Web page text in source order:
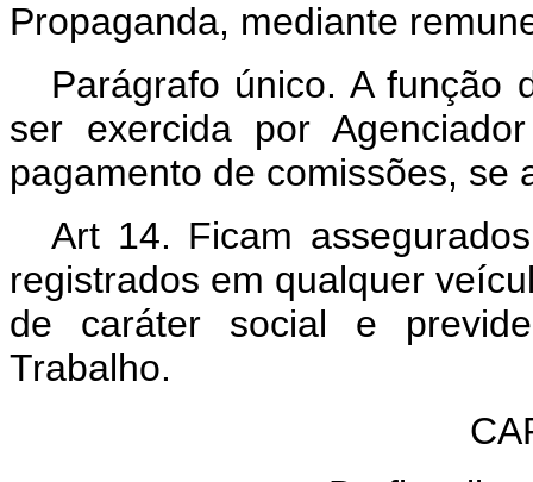
Propaganda, mediante
Parágrafo único. A função
ser exercida por
pagamento de comissões, se
Art 14. Ficam
registrados em qualquer
de caráter social e
Trabalho.